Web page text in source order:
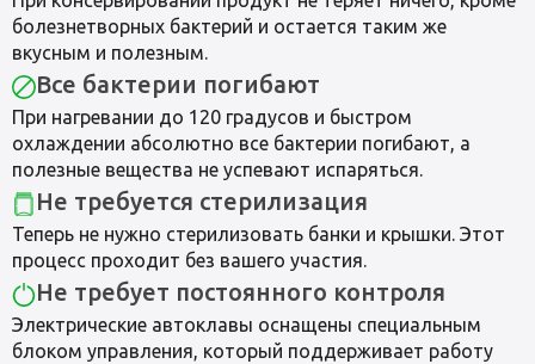
болезнетворных бактерий и остается таким же
вкусным и полезным.
Все бактерии погибают
При нагревании до 120 градусов и быстром
охлаждении абсолютно все бактерии погибают, а
полезные вещества не успевают испаряться.
Не требуется стерилизация
Теперь не нужно стерилизовать банки и крышки. Этот
процесс проходит без вашего участия.
Не требует постоянного контроля
Электрические автоклавы оснащены специальным
блоком управления, который поддерживает работу